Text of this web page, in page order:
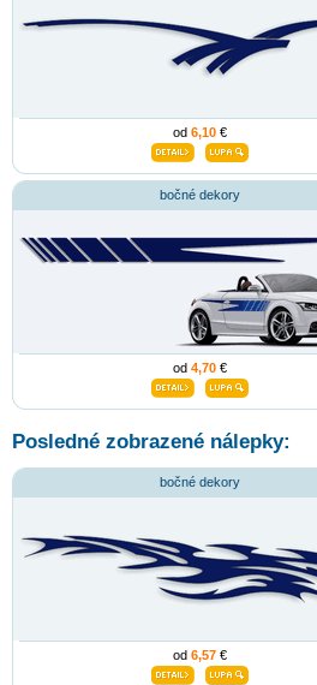
od 6,10 €
bočné dekory
od 4,70 €
Posledné zobrazené nálepky:
bočné dekory
od 6,57 €